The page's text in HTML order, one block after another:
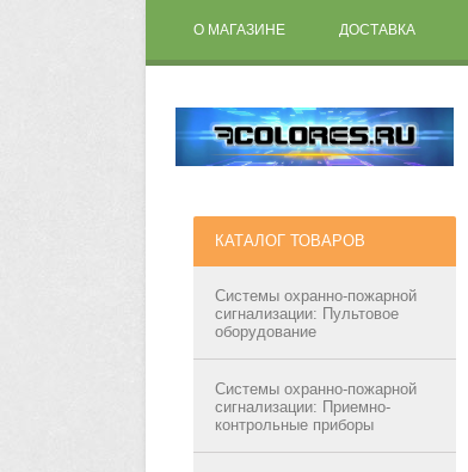
О МАГАЗИНЕ ДОСТАВКА
КАТАЛОГ ТОВАРОВ
Системы охранно-пожарной
сигнализации: Пультовое
оборудование
Системы охранно-пожарной
сигнализации: Приемно-
контрольные приборы